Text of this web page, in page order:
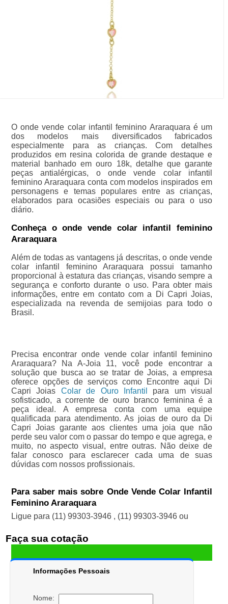
O onde vende colar infantil feminino Araraquara é um
dos modelos mais diversificados fabricados
especialmente para as crianças. Com detalhes
produzidos em resina colorida de grande destaque e
material banhado em ouro 18k, detalhe que garante
peças antialérgicas, o onde vende colar infantil
feminino Araraquara conta com modelos inspirados em
personagens e temas populares entre as crianças,
elaborados para ocasiões especiais ou para o uso
diário.
Conheça o onde vende colar infantil feminino
Araraquara
Além de todas as vantagens já descritas, o onde vende
colar infantil feminino Araraquara possui tamanho
proporcional à estatura das crianças, visando sempre a
segurança e conforto durante o uso. Para obter mais
informações, entre em contato com a Di Capri Joias,
especializada na revenda de semijoias para todo o
Brasil.
Precisa encontrar onde vende colar infantil feminino
Araraquara? Na A-Joia 11, você pode encontrar a
solução que busca ao se tratar de Joias, a empresa
oferece opções de serviços como Encontre aqui Di
Capri Joias Colar de Ouro Infantil
para um visual
sofisticado, a corrente de ouro branco feminina é a
peça ideal. A empresa conta com uma equipe
qualificada para atendimento. As joias de ouro da Di
Capri Joias garante aos clientes uma joia que não
perde seu valor com o passar do tempo e que agrega, e
muito, no aspecto visual, entre outras. Não deixe de
falar conosco para esclarecer cada uma de suas
dúvidas com nossos profissionais.
Para saber mais sobre Onde Vende Colar Infantil
Feminino Araraquara
Ligue para (11) 99303-3946 , (11) 99303-3946 ou
Faça sua cotação
Informações Pessoais
Nome: